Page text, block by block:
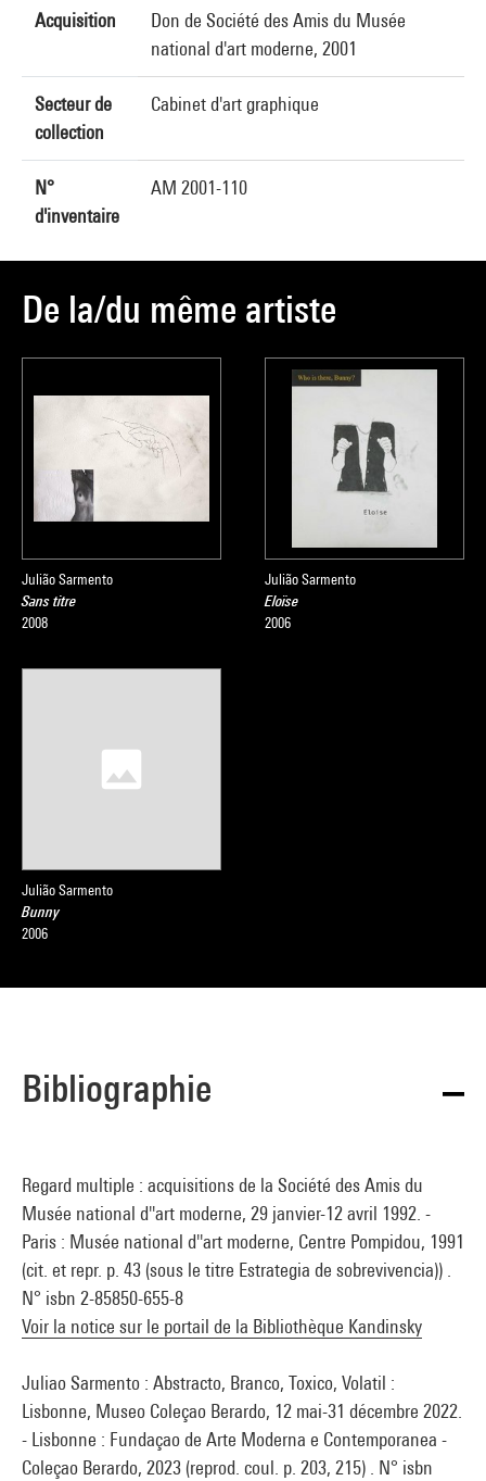
Acquisition
Don de Société des Amis du Musée
national d'art moderne, 2001
Secteur de
collection
Cabinet d'art graphique
N°
d'inventaire
AM 2001-110
De la/du même artiste
Julião Sarmento
Sans titre
2008
Julião Sarmento
Eloïse
2006
Julião Sarmento
Bunny
2006
Bibliographie
Regard multiple : acquisitions de la Société des Amis du
Musée national d''art moderne, 29 janvier-12 avril 1992. -
Paris : Musée national d''art moderne, Centre Pompidou, 1991
(cit. et repr. p. 43 (sous le titre Estrategia de sobrevivencia)) .
N° isbn 2-85850-655-8
Voir la notice sur le portail de la Bibliothèque Kandinsky
Juliao Sarmento : Abstracto, Branco, Toxico, Volatil :
Lisbonne, Museo Coleçao Berardo, 12 mai-31 décembre 2022.
- Lisbonne : Fundaçao de Arte Moderna e Contemporanea -
Coleçao Berardo, 2023 (reprod. coul. p. 203, 215) . N° isbn